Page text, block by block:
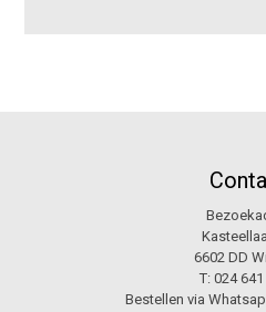
6602 DD
T: 024
Bestellen via